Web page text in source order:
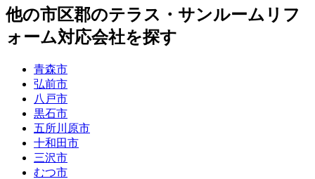
他の市区郡のテラス・サンルームリフ
ォーム対応会社を探す
青森市
弘前市
八戸市
黒石市
五所川原市
十和田市
三沢市
むつ市